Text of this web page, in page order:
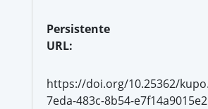
Persistente
URL:
https://doi.org/10.25362/
7eda-483c-8b54-e7f14a9015e2